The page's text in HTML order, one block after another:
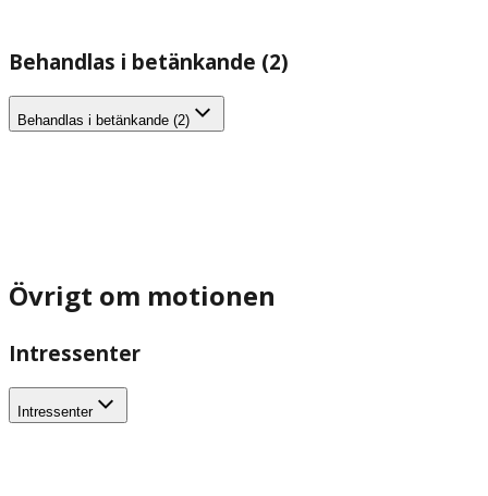
Behandlas i betänkande (2)
Behandlas i betänkande (2)
Övrigt om motionen
Intressenter
Intressenter